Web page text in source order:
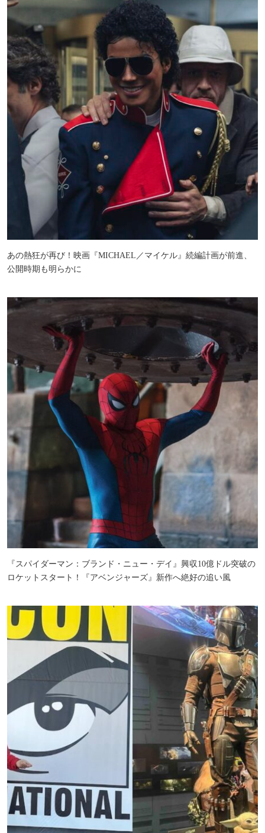
あの熱狂が再び！映画『MICHAEL／マイケル』続編計画が前進、
公開時期も明らかに
『スパイダーマン：ブランド・ニュー・デイ』興収10億ドル突破の
ロケットスタート！『アベンジャーズ』新作へ絶好の追い風